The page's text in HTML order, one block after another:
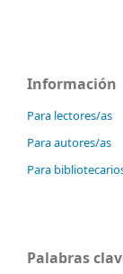
Información
Para lectores/as
Para autores/as
Para
Palabras